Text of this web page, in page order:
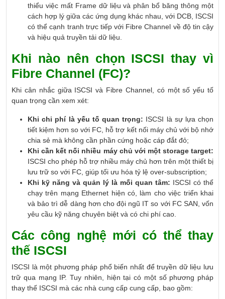
thiểu việc mất Frame dữ liệu và phân bổ băng thông một
cách hợp lý giữa các ứng dụng khác nhau, với DCB, ISCSI
có thể cạnh tranh trực tiếp với Fibre Channel về độ tin cậy
và hiệu quả truyền tải dữ liệu.
Khi nào nên chọn ISCSI thay vì
Fibre Channel (FC)?
Khi cân nhắc giữa ISCSI và Fibre Channel, có một số yếu tố
quan trọng cần xem xét:
Khi chi phí là yếu tố quan trọng: ISCSI là sự lựa chọn
tiết kiệm hơn so với FC, hỗ trợ kết nối máy chủ với bộ nhớ
chia sẻ mà không cần phần cứng hoặc cáp đắt đỏ;
Khi cần kết nối nhiều máy chủ với một storage target:
ISCSI cho phép hỗ trợ nhiều máy chủ hơn trên một thiết bị
lưu trữ so với FC, giúp tối ưu hóa tỷ lệ over-subscription;
Khi kỹ năng và quản lý là mối quan tâm: ISCSI có thể
chạy trên mạng Ethernet hiện có, làm cho việc triển khai
và bảo trì dễ dàng hơn cho đội ngũ IT so với FC SAN, vốn
yêu cầu kỹ năng chuyên biệt và có chi phí cao.
Các công nghệ mới có thể thay
thế ISCSI
ISCSI là một phương pháp phổ biến nhất để truyền dữ liệu lưu
trữ qua mạng IP. Tuy nhiên, hiện tại có một số phương pháp
thay thế ISCSI mà các nhà cung cấp cung cấp, bao gồm: